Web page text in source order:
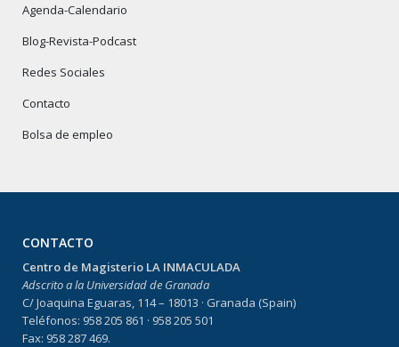
Agenda-Calendario
Blog-Revista-Podcast
Redes Sociales
Contacto
Bolsa de empleo
CONTACTO
Centro de Magisterio LA INMACULADA
Adscrito a la Universidad de Granada
C/ Joaquina Eguaras, 114 – 18013 · Granada (Spain)
Teléfonos: 958 205 861 · 958 205 501
Fax: 958 287 469.